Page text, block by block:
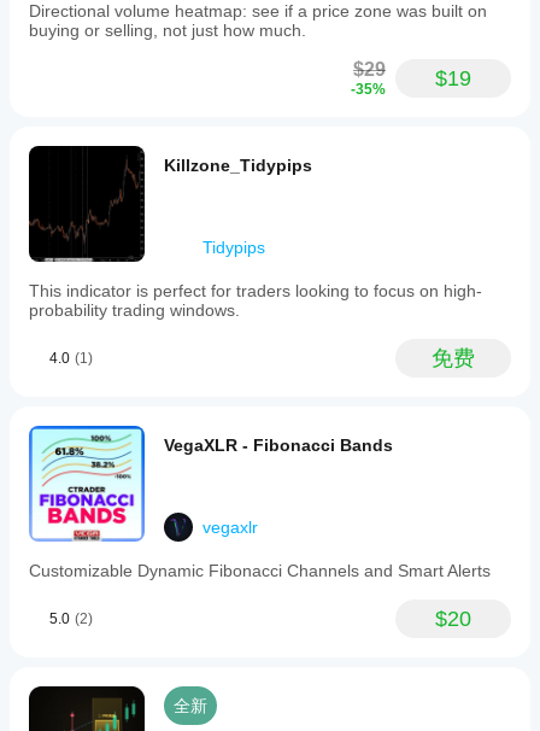
Directional volume heatmap: see if a price zone was built on
buying or selling, not just how much.
$29
-35% $19
Killzone_Tidypips
Tidypips
This indicator is perfect for traders looking to focus on high-
probability trading windows.
4.0 (1) 免费
VegaXLR - Fibonacci Bands
vegaxlr
Customizable Dynamic Fibonacci Channels and Smart Alerts
5.0 (2) $20
全新